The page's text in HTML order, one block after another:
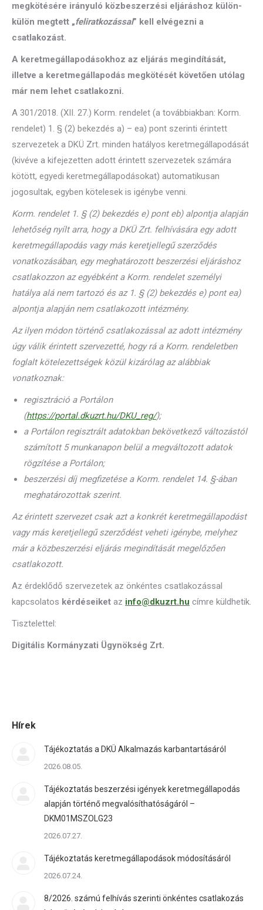
megkötésére irányuló közbeszerzési eljáráshoz külön-
külön megtett „feliratkozással” kell elvégezni a
csatlakozást.
A keretmegállapodásokhoz az eljárás megindítását,
illetve a keretmegállapodás megkötését követően utólag
már nem lehet csatlakozni.
A 301/2018. (XII. 27.) Korm. rendelet (a továbbiakban: Korm.
rendelet) 1. § (2) bekezdés a) – ea) pont szerinti érintett
szervezetek a DKÜ Zrt. minden hatályos keretmegállapodását
(kivéve a kifejezetten adott érintett szervezetek számára
kötött, egyedi keretmegállapodásokat) automatikusan
jogosultak, egyben kötelesek is igénybe venni.
Korm. rendelet 1. § (2) bekezdés e) pont eb) alpontja alapján
lehetőség nyílt arra, hogy a DKÜ Zrt. felhívására egy adott
keretmegállapodás vagy más keretjellegű szerződés
vonatkozásában, egy meghatározott beszerzési eljáráshoz
csatlakozzon az egyébként a Korm. rendelet személyi
hatálya alá nem tartozó és az 1. § (2) bekezdés e) pont ea)
alpontja alapján nem csatlakozott intézmény.
Az ilyen módon történő csatlakozással az adott intézmény
úgy válik érintett szervezetté, hogy rá a Korm. rendeletben
foglalt kötelezettségek közül kizárólag az alábbiak
vonatkoznak:
regisztráció a Portálon
(https://portal.dkuzrt.hu/DKU_reg/);
a Portálon regisztrált adatokban bekövetkező változástól
számított 5 munkanapon belül a megváltozott adatok
rögzítése a Portálon;
beszerzési díj megfizetése a Korm. rendelet 14. §-ában
meghatározottak szerint.
Az érintett szervezet csak azt a konkrét keretmegállapodást
vagy más keretjellegű szerződést veheti igénybe, melyhez
már a közbeszerzési eljárás megindítását megelőzően
csatlakozott.
Az érdeklődő szervezetek az önkéntes csatlakozással
kapcsolatos kérdéseiket az info@dkuzrt.hu címre küldhetik.
Tisztelettel:
Digitális Kormányzati Ügynökség Zrt.
Hírek
Tájékoztatás a DKÜ Alkalmazás karbantartásáról
2026.08.05.
Tájékoztatás beszerzési igények keretmegállapodás
alapján történő megvalósíthatóságáról –
DKM01MSZOLG23
2026.07.27.
Tájékoztatás keretmegállapodások módosításáról
2026.07.24.
8/2026. számú felhívás szerinti önkéntes csatlakozás